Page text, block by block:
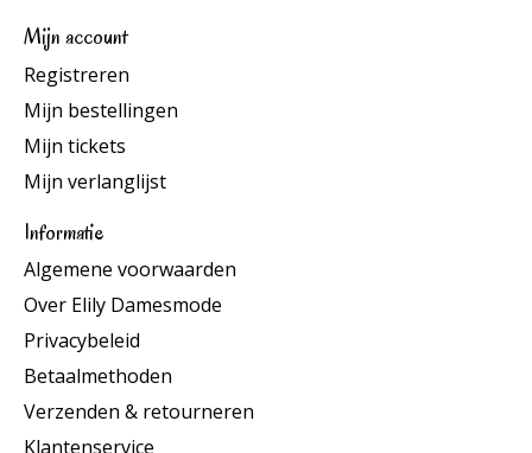
Mijn account
Registreren
Mijn bestellingen
Mijn tickets
Mijn verlanglijst
Informatie
Algemene voorwaarden
Over Elily Damesmode
Privacybeleid
Betaalmethoden
Verzenden & retourneren
Klantenservice